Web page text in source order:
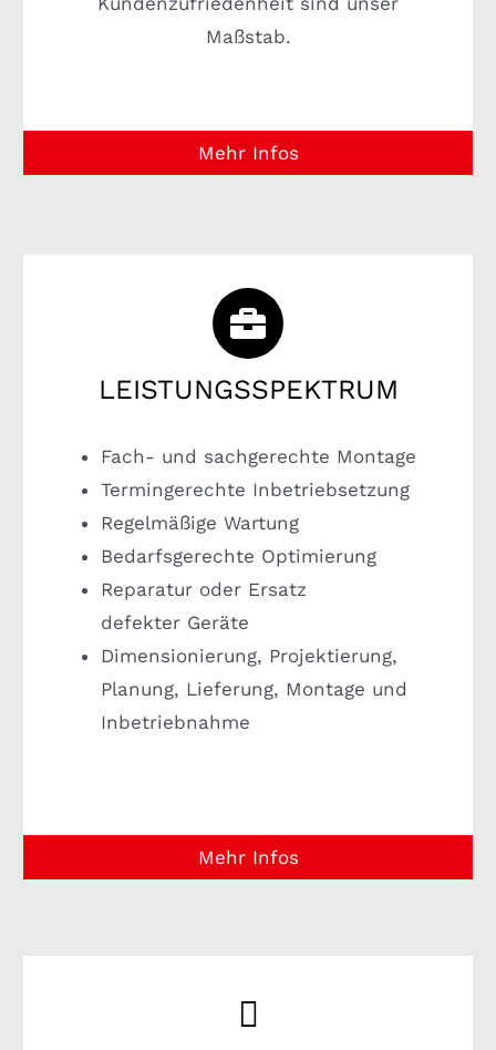
Maßstab.
Mehr Infos
LEISTUNGSSPEKTRUM
Fach- und sachgerechte Montage
Termingerechte Inbetriebsetzung
Regelmäßige Wartung
Bedarfsgerechte Optimierung
Reparatur oder Ersatz
defekter Geräte
Dimensionierung, Projektierung,
Planung, Lieferung, Montage und
Inbetriebnahme
Mehr Infos